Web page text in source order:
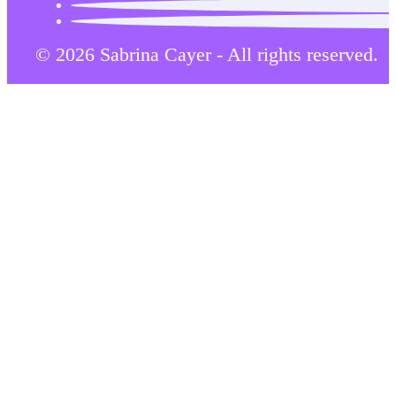
© 2026 Sabrina Cayer - All rights reserved.